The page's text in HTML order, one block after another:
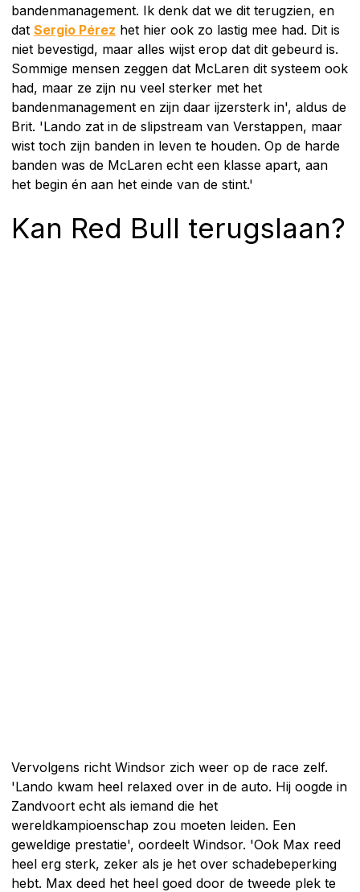
bandenmanagement. Ik denk dat we dit terugzien, en
dat Sergio Pérez het hier ook zo lastig mee had. Dit is
niet bevestigd, maar alles wijst erop dat dit gebeurd is.
Sommige mensen zeggen dat McLaren dit systeem ook
had, maar ze zijn nu veel sterker met het
bandenmanagement en zijn daar ijzersterk in', aldus de
Brit. 'Lando zat in de slipstream van Verstappen, maar
wist toch zijn banden in leven te houden. Op de harde
banden was de McLaren echt een klasse apart, aan
het begin én aan het einde van de stint.'
Kan Red Bull terugslaan?
Vervolgens richt Windsor zich weer op de race zelf.
'Lando kwam heel relaxed over in de auto. Hij oogde in
Zandvoort echt als iemand die het
wereldkampioenschap zou moeten leiden. Een
geweldige prestatie', oordeelt Windsor. 'Ook Max reed
heel erg sterk, zeker als je het over schadebeperking
hebt. Max deed het heel goed door de tweede plek te